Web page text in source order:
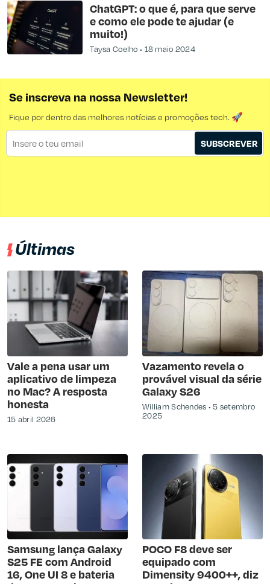
ChatGPT: o que é, para que serve
e como ele pode te ajudar (e
muito!)
Taysa Coelho 18 maio 2024
Se inscreva na nossa Newsletter!
Fique por dentro das melhores notícias e promoções tech. 🚀
SUBSCREVER
Últimas
Vale a pena usar um
aplicativo de limpeza
no Mac? A resposta
honesta
15 abril 2026
Vazamento revela o
provável visual da série
Galaxy S26
William Schendes
5 setembro
2025
Samsung lança Galaxy
S25 FE com Android
16, One UI 8 e bateria
POCO F8 deve ser
equipado com
Dimensity 9400++, diz